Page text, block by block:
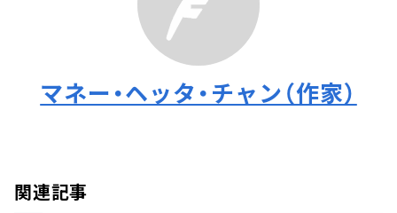
マネー・ヘッタ・チャン（作家）
関連記事